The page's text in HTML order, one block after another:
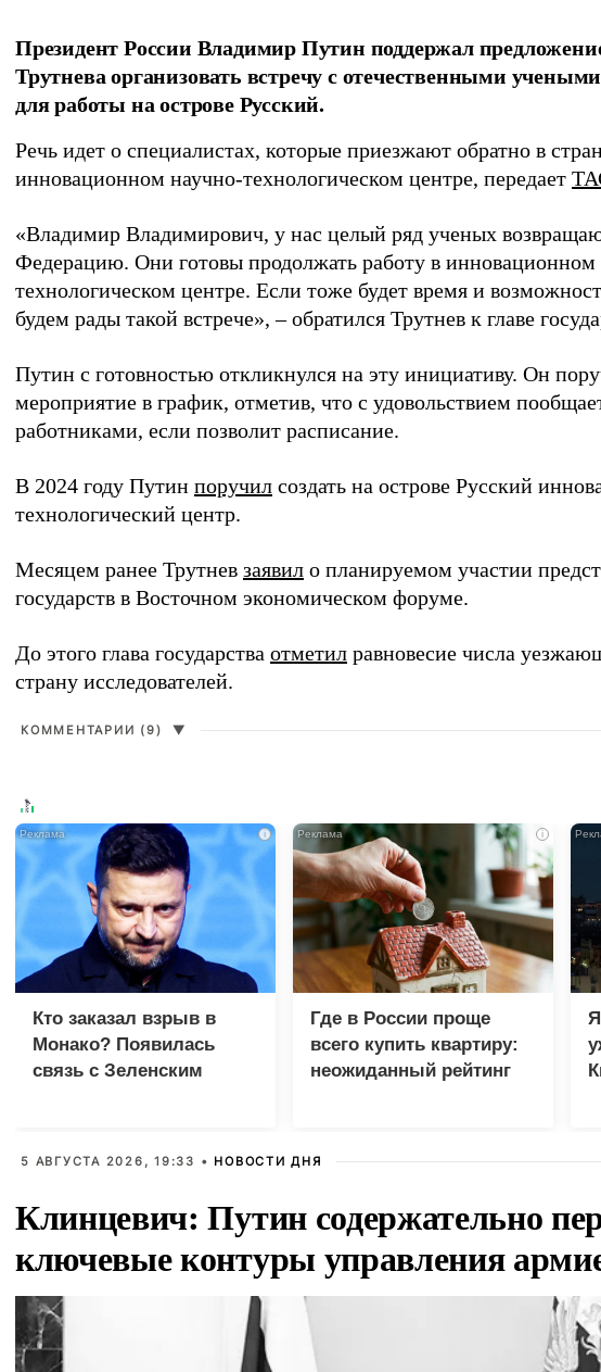
Президент России Владимир Путин поддержал
Трутнева организовать встречу с отечественными
для работы на острове Русский.
Речь идет о специалистах, которые приезжают обратно в
инновационном научно-технологическом центре, передает
«Владимир Владимирович, у нас целый ряд ученых
Федерацию. Они готовы продолжать работу в инновационном
технологическом центре. Если тоже будет время и
будем рады такой встрече», – обратился Трутнев к главе
Путин с готовностью откликнулся на эту инициативу. Он
мероприятие в график, отметив, что с удовольствием
работниками, если позволит расписание.
В 2024 году Путин поручил создать на острове Русский
технологический центр.
Месяцем ранее Трутнев заявил о планируемом участии
государств в Восточном экономическом форуме.
До этого глава государства отметил равновесие числа
страну исследователей.
КОММЕНТАРИИ (9) ▼
i
Кто заказал взрыв в
Монако? Появилась
связь с Зеленским
i
Где в России проще
всего купить квартиру:
неожиданный рейтинг
5 АВГУСТА 2026, 19:33 • НОВОСТИ ДНЯ
Клинцевич: Путин содержательно
ключевые контуры управления